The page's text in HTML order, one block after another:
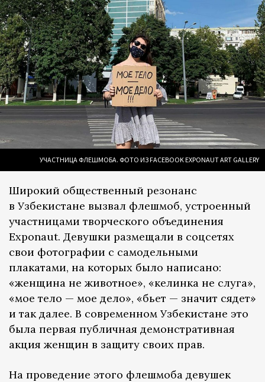
УЧАСТНИЦА ФЛЕШМОБА. ФОТО ИЗ FACEBOOK EXPONAUT ART GALLERY
Широкий общественный резонанс
в Узбекистане вызвал флешмоб, устроенный
участницами творческого объединения
Exponaut. Девушки размещали в соцсетях
свои фотографии с самодельными
плакатами, на которых было написано:
«женщина не животное», «келинка не слуга»,
«мое тело — мое дело», «бьет — значит сядет»
и так далее. В современном Узбекистане это
была первая публичная демонстративная
акция женщин в защиту своих прав.
На проведение этого флешмоба девушек